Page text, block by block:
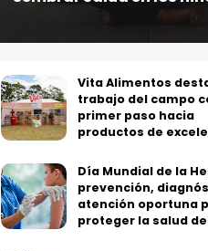
Vita Alimentos
trabajo del campo
primer paso hacia
productos de
Día Mundial de la
prevención,
atención oportuna
proteger la salud